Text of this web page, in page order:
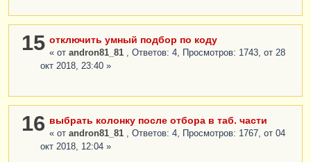
15 отключить умный подбор по коду
« от andron81_81
, Ответов: 4, Просмотров: 1743, от 28
окт 2018, 23:40 »
16 выбрать колонку после отбора в таб. части
« от andron81_81
, Ответов: 4, Просмотров: 1767, от 04
окт 2018, 12:04 »